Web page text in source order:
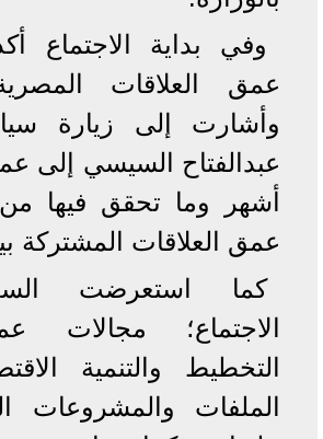
وفي بداية الاجتماع
عمق العلاقات المصرية
وأشارت إلى زيارة
عبدالفتاح السيسي إلى
أشهر وما تحقق فيها
عمق العلاقات المشتركة
كما استعرضت
الاجتماع؛ مجالات
التخطيط والتنمية
الملفات والمشروعات